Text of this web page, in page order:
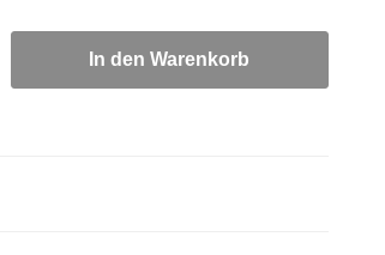
In den Warenkorb